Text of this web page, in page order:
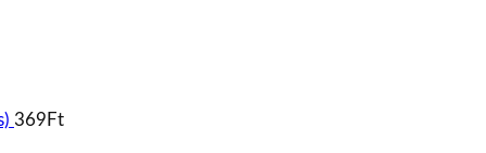
369 Ft